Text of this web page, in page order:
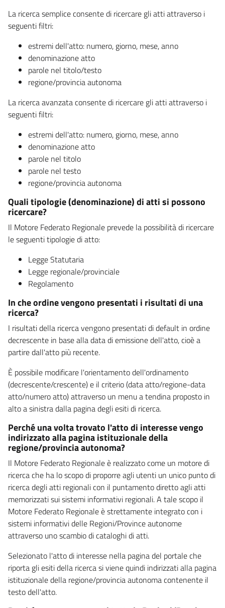
La ricerca semplice consente di ricercare gli atti attraverso i
seguenti filtri:
estremi dell'atto: numero, giorno, mese, anno
denominazione atto
parole nel titolo/testo
regione/provincia autonoma
La ricerca avanzata consente di ricercare gli atti attraverso i
seguenti filtri:
estremi dell'atto: numero, giorno, mese, anno
denominazione atto
parole nel titolo
parole nel testo
regione/provincia autonoma
Quali tipologie (denominazione) di atti si possono
ricercare?
Il Motore Federato Regionale prevede la possibilità di ricercare
le seguenti tipologie di atto:
Legge Statutaria
Legge regionale/provinciale
Regolamento
In che ordine vengono presentati i risultati di una
ricerca?
I risultati della ricerca vengono presentati di default in ordine
decrescente in base alla data di emissione dell'atto, cioè a
partire dall'atto più recente.
È possibile modificare l'orientamento dell'ordinamento
(decrescente/crescente) e il criterio (data atto/regione-data
atto/numero atto) attraverso un menu a tendina proposto in
alto a sinistra dalla pagina degli esiti di ricerca.
Perché una volta trovato l'atto di interesse vengo
indirizzato alla pagina istituzionale della
regione/provincia autonoma?
Il Motore Federato Regionale è realizzato come un motore di
ricerca che ha lo scopo di proporre agli utenti un unico punto di
ricerca degli atti regionali con il puntamento diretto agli atti
memorizzati sui sistemi informativi regionali. A tale scopo il
Motore Federato Regionale è strettamente integrato con i
sistemi informativi delle Regioni/Province autonome
attraverso uno scambio di cataloghi di atti.
Selezionato l'atto di interesse nella pagina del portale che
riporta gli esiti della ricerca si viene quindi indirizzati alla pagina
istituzionale della regione/provincia autonoma contenente il
testo dell'atto.